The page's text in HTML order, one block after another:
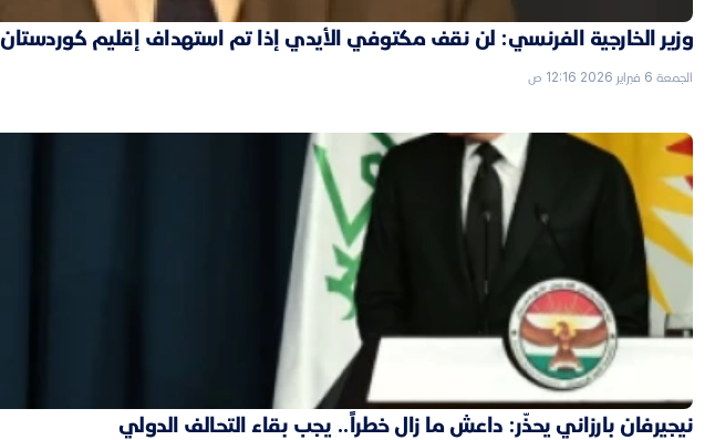
وزير الخارجية الفرنسي: لن نقف مكتوفي الأيدي إذا تم استهداف إقليم كوردستان
الجمعة 6 فبراير 2026 12:16 ص
نيجيرفان بارزاني يحذّر: داعش ما زال خطراً.. يجب بقاء التحالف الدولي